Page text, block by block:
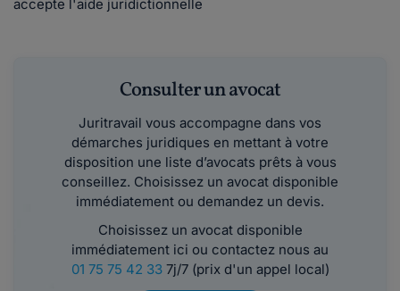
accepte l'aide juridictionnelle
Consulter un avocat
Juritravail vous accompagne dans vos
démarches juridiques en mettant à votre
disposition une liste d’avocats prêts à vous
conseillez. Choisissez un avocat disponible
immédiatement ou demandez un devis.
Choisissez un avocat disponible
immédiatement ici ou contactez nous au
01 75 75 42 337j/7 (prix d'un appel local)